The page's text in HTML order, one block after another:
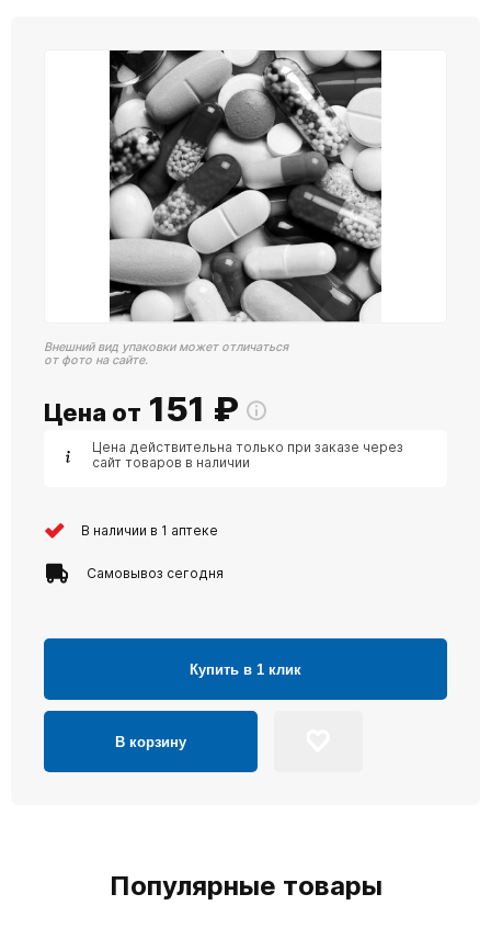
Внешний вид упаковки может отличаться
от фото на сайте.
Цена от 151 ₽
Цена действительна только при заказе через
сайт товаров в наличии
В наличии в 1 аптеке
Самовывоз сегодня
Купить в 1 клик
В корзину
Популярные товары